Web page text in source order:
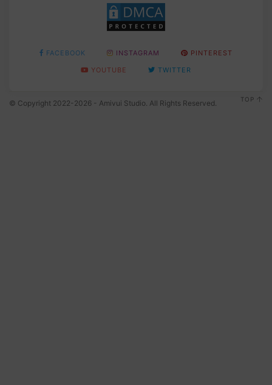
FACEBOOK INSTAGRAM
PINTEREST
YOUTUBE
TWITTER
© Copyright 2022-2026 - Amivui Studio. All Rights Reserved. TOP